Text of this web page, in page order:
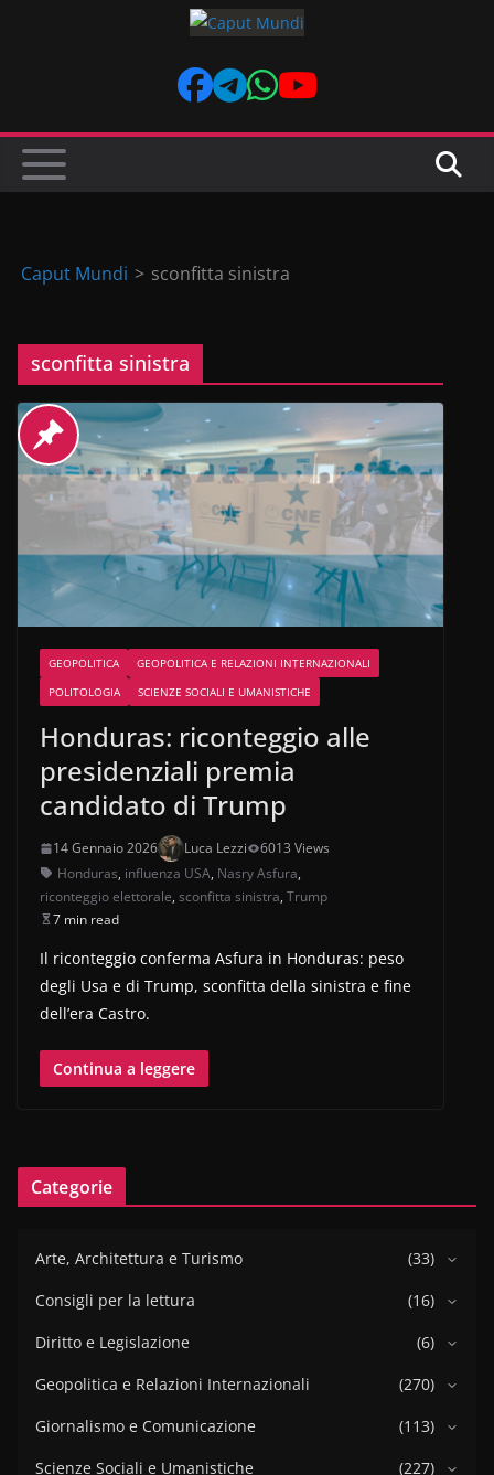
Caput Mundi > sconfitta sinistra
sconfitta sinistra
GEOPOLITICA
GEOPOLITICA E RELAZIONI INTERNAZIONALI
POLITOLOGIA
SCIENZE SOCIALI E UMANISTICHE
Honduras: riconteggio alle
presidenziali premia
candidato di Trump
14 Gennaio 2026 Luca Lezzi
6013 Views
Honduras, influenza USA, Nasry Asfura,
riconteggio elettorale, sconfitta sinistra, Trump
7 min read
Il riconteggio conferma Asfura in Honduras: peso
degli Usa e di Trump, sconfitta della sinistra e fine
dell’era Castro.
Continua a leggere
Categorie
Arte, Architettura e Turismo
(33)
Consigli per la lettura
(16)
Diritto e Legislazione
(6)
Geopolitica e Relazioni Internazionali
(270)
Giornalismo e Comunicazione
(113)
Scienze Sociali e Umanistiche
(227)